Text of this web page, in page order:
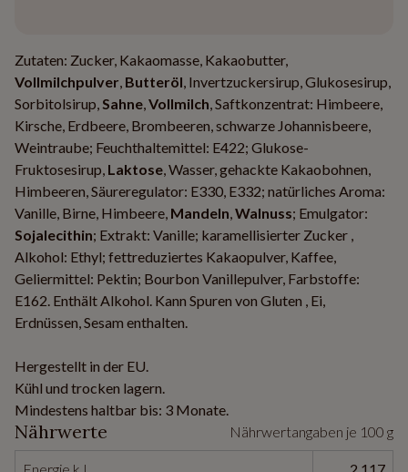
Zutaten: Zucker, Kakaomasse, Kakaobutter,
Vollmilchpulver, Butteröl, Invertzuckersirup, Glukosesirup,
Sorbitolsirup,Sahne,Vollmilch, Saftkonzentrat: Himbeere,
Kirsche, Erdbeere, Brombeeren, schwarze Johannisbeere,
Weintraube; Feuchthaltemittel: E422; Glukose-
Fruktosesirup, Laktose, Wasser, gehackte Kakaobohnen,
Himbeeren, Säureregulator: E330, E332; natürliches Aroma:
Vanille, Birne, Himbeere, Mandeln,Walnuss; Emulgator:
Sojalecithin; Extrakt: Vanille; karamellisierter Zucker ,
Alkohol: Ethyl; fettreduziertes Kakaopulver, Kaffee,
Geliermittel: Pektin; Bourbon Vanillepulver, Farbstoffe:
E162. Enthält Alkohol. Kann Spuren von Gluten , Ei,
Erdnüssen, Sesam enthalten.
Hergestellt in der EU.
Kühl und trocken lagern.
Mindestens haltbar bis: 3 Monate.
Nährwerte Nährwertangaben je 100 g